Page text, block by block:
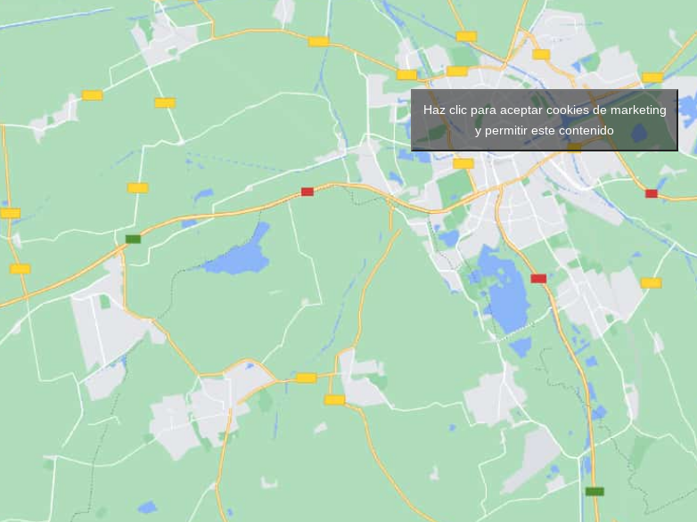
Haz clic para aceptar cookies de marketing
y permitir este contenido